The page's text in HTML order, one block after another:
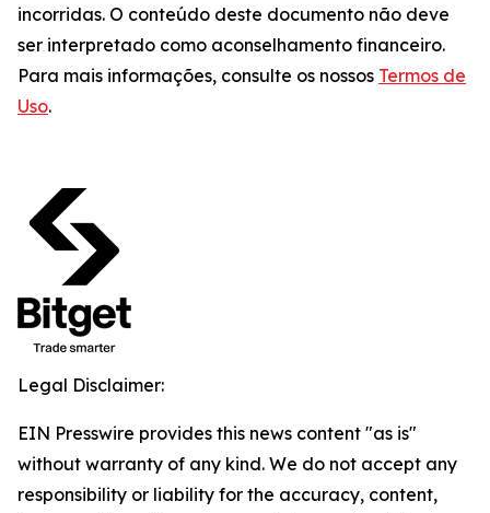
incorridas. O conteúdo deste documento não deve
ser interpretado como aconselhamento financeiro.
Para mais informações, consulte os nossos Termos de
Uso.
Legal Disclaimer:
EIN Presswire provides this news content "as is"
without warranty of any kind. We do not accept any
responsibility or liability for the accuracy, content,